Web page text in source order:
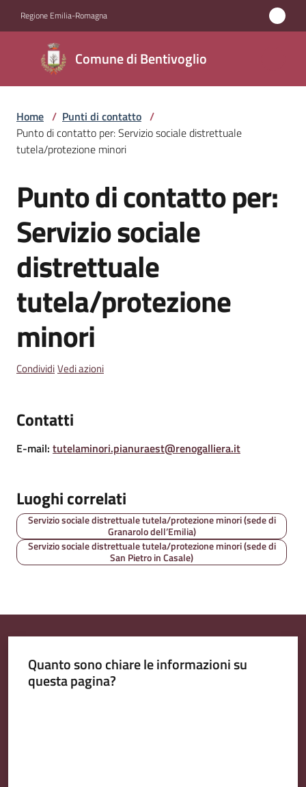
Regione Emilia-Romagna
Comune di Bentivoglio
Comune di
Bentivoglio
Amministrazione
Servizi
Vivere
Bentivoglio
Amministrazione
l
b
o
e
t
o
r
i
i
Home / Punti di contatto /
Punto di contatto per: Servizio sociale distrettuale
tutela/protezione minori
Salta al contenuto
Punto di contatto per:
Servizio sociale
distrettuale
tutela/protezione
minori
CondividiVedi azioni
Contatti
E-mail: tutelaminori.pianuraest@renogalliera.it
Luoghi correlati
Servizio sociale distrettuale tutela/protezione minori (sede di
Granarolo dell’Emilia)
Servizio sociale distrettuale tutela/protezione minori (sede di
San Pietro in Casale)
Quanto sono chiare le informazioni su
questa pagina?